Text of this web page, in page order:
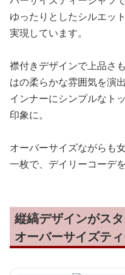
ゆったりとしたシルエッ
実現しています。
襟付きデザインで上品さ
はの柔らかな雰囲気を演
インナーにシンプルなト
印象に。
オーバーサイズながらも
一枚で、デイリーコーデ
縦縞デザインがス
オーバーサイズテ